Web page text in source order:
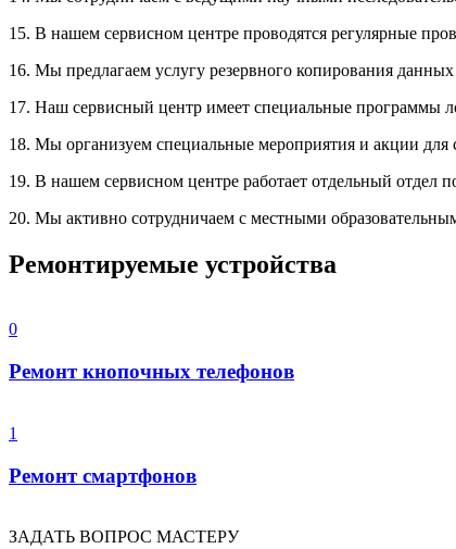
15. В нашем сервисном центре проводятся регулярные
16. Мы предлагаем услугу резервного копирования
17. Наш сервисный центр имеет специальные программы
18. Мы организуем специальные мероприятия и акции для
19. В нашем сервисном центре работает отдельный отдел
20. Мы активно сотрудничаем с местными
Ремонтируемые устройства
0
Ремонт кнопочных телефонов
1
Ремонт смартфонов
ЗАДАТЬ ВОПРОС МАСТЕРУ